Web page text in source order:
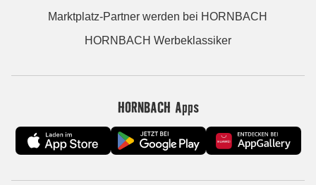
Marktplatz-Partner werden bei HORNBACH
HORNBACH Werbeklassiker
HORNBACH Apps